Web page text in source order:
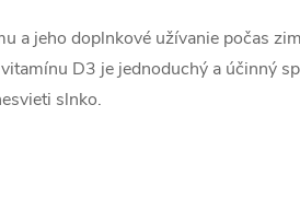
a jeho doplnkové užívanie počas
D3 je jednoduchý a účinný
slnko.